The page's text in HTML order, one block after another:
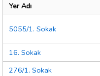
Yer Adı
5055/1. Sokak
16. Sokak
276/1. Sokak